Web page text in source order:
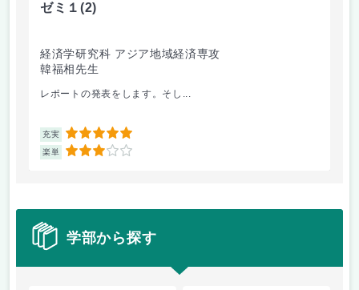
ゼミ１(2)
経済学研究科 アジア地域経済専攻
韓福相先生
レポートの発表をします。そし...
充実 5
楽単 3
学部から探す